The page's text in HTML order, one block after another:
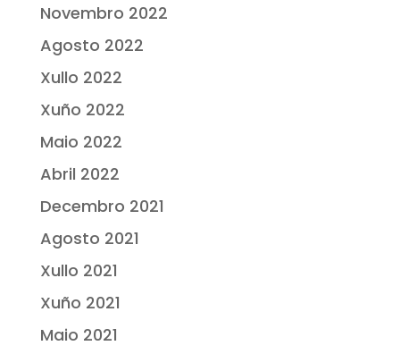
Novembro 2022
Agosto 2022
Xullo 2022
Xuño 2022
Maio 2022
Abril 2022
Decembro 2021
Agosto 2021
Xullo 2021
Xuño 2021
Maio 2021